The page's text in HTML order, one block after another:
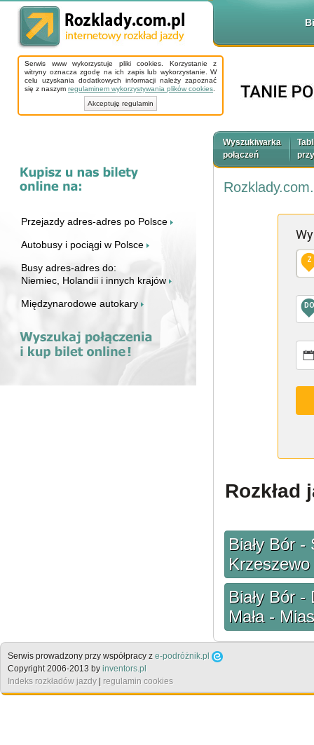
Serwis www wykorzystuje pliki cookies. Korzystanie z
witryny oznacza zgodę na ich zapis lub wykorzystanie. W
celu uzyskania dodatkowych informacji należy zapoznać
się z naszym regulaminem wykorzystywania plików cookies
Akceptuję regulamin
Przejazdy adres-adres po Polsce
Autobusy i pociągi w Polsce
Busy adres-adres do:
Niemiec, Holandii i innych krajów
Międzynarodowe autokary
Wyszukiwarka
połączeń
Z
DO
Rozkład
Biały Bór
Biały Bór
Mała -
Serwis prowadzony przy współpracy z e-podróżnik.pl
Copyright 2006-2013 by inventors.pl
Indeks rozkładów jazdy
regulamin cookies